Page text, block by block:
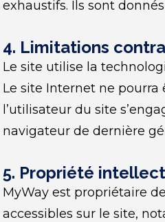
exhaustifs. Ils sont
4. Limitations
Le site utilise la
Le site Internet ne pourra
l’utilisateur du site
navigateur de dernière
5. Propriété
MyWay est propriétaire
accessibles sur le site,